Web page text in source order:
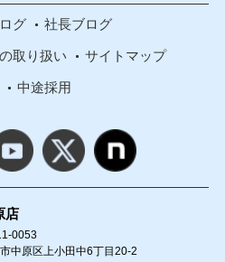
グ 社長ブログ
取り扱い サイトマップ
中途採用
店
0053
中原区上小田中6丁目20-2